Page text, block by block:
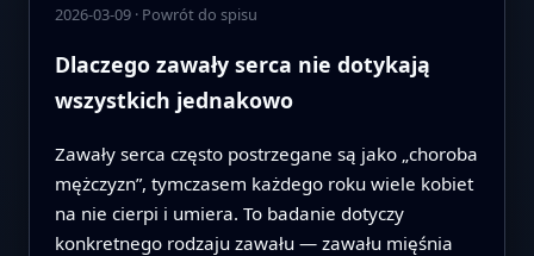
2026-03-09· Powrót do spisu
Dlaczego zawały serca nie dotykają
wszystkich jednakowo
Zawały serca często postrzegane są jako „choroba
mężczyzn”, tymczasem każdego roku wiele kobiet
na nie cierpi i umiera. To badanie dotyczy
konkretnego rodzaju zawału — zawału mięśnia